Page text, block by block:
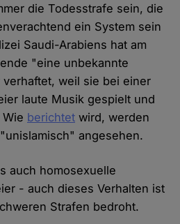
die Todesstrafe sein, die
ein System sein
Saudi-Arabiens hat am
"eine unbekannte
weil sie bei einer
laute Musik gespielt und
berichtet wird, werden
angesehen.
auch homosexuelle
- auch dieses Verhalten ist
Strafen bedroht.